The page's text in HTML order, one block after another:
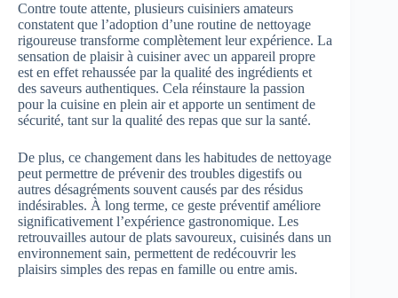
Contre toute attente, plusieurs cuisiniers amateurs
constatent que l’adoption d’une routine de nettoyage
rigoureuse transforme complètement leur expérience. La
sensation de plaisir à cuisiner avec un appareil propre
est en effet rehaussée par la qualité des ingrédients et
des saveurs authentiques. Cela réinstaure la passion
pour la cuisine en plein air et apporte un sentiment de
sécurité, tant sur la qualité des repas que sur la santé.
De plus, ce changement dans les habitudes de nettoyage
peut permettre de prévenir des troubles digestifs ou
autres désagréments souvent causés par des résidus
indésirables. À long terme, ce geste préventif améliore
significativement l’expérience gastronomique. Les
retrouvailles autour de plats savoureux, cuisinés dans un
environnement sain, permettent de redécouvrir les
plaisirs simples des repas en famille ou entre amis.